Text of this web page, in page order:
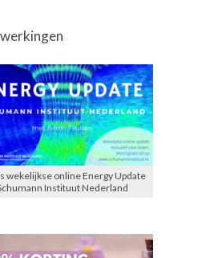
wekelijkse online Energy Update
Instituut Nederland